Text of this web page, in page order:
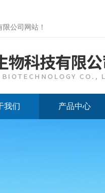
限公司网站 ！
我们 产品中心